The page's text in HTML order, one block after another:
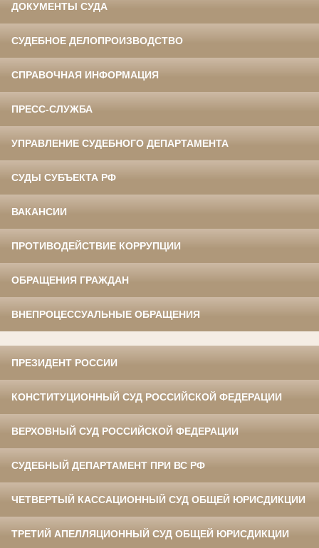
ДОКУМЕНТЫ СУДА
СУДЕБНОЕ ДЕЛОПРОИЗВОДСТВО
СПРАВОЧНАЯ ИНФОРМАЦИЯ
ПРЕСС-СЛУЖБА
УПРАВЛЕНИЕ СУДЕБНОГО ДЕПАРТАМЕНТА
СУДЫ СУБЪЕКТА РФ
ВАКАНСИИ
ПРОТИВОДЕЙСТВИЕ КОРРУПЦИИ
ОБРАЩЕНИЯ ГРАЖДАН
ВНЕПРОЦЕССУАЛЬНЫЕ ОБРАЩЕНИЯ
ПРЕЗИДЕНТ РОССИИ
КОНСТИТУЦИОННЫЙ СУД РОССИЙСКОЙ ФЕДЕРАЦИИ
ВЕРХОВНЫЙ СУД РОССИЙСКОЙ ФЕДЕРАЦИИ
СУДЕБНЫЙ ДЕПАРТАМЕНТ ПРИ ВС РФ
ЧЕТВЕРТЫЙ КАССАЦИОННЫЙ СУД ОБЩЕЙ ЮРИСДИКЦИИ
ТРЕТИЙ АПЕЛЛЯЦИОННЫЙ СУД ОБЩЕЙ ЮРИСДИКЦИИ